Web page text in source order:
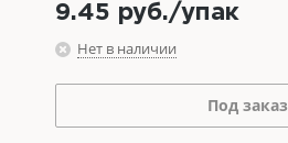
9.45 руб./упак
Нет в наличии
Под заказ